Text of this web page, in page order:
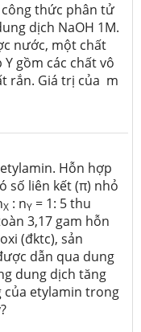
công thức phân tử
dịch NaOH 1M.
nước, một chất
gồm các chất vô
rắn. Giá trị của m
Hỗn hợp
số liên kết (π) nhỏ
X : nY = 1: 5 thu
3,17 gam hỗn
(đktc), sản
dẫn qua dung
dung dịch tăng
của etylamin trong